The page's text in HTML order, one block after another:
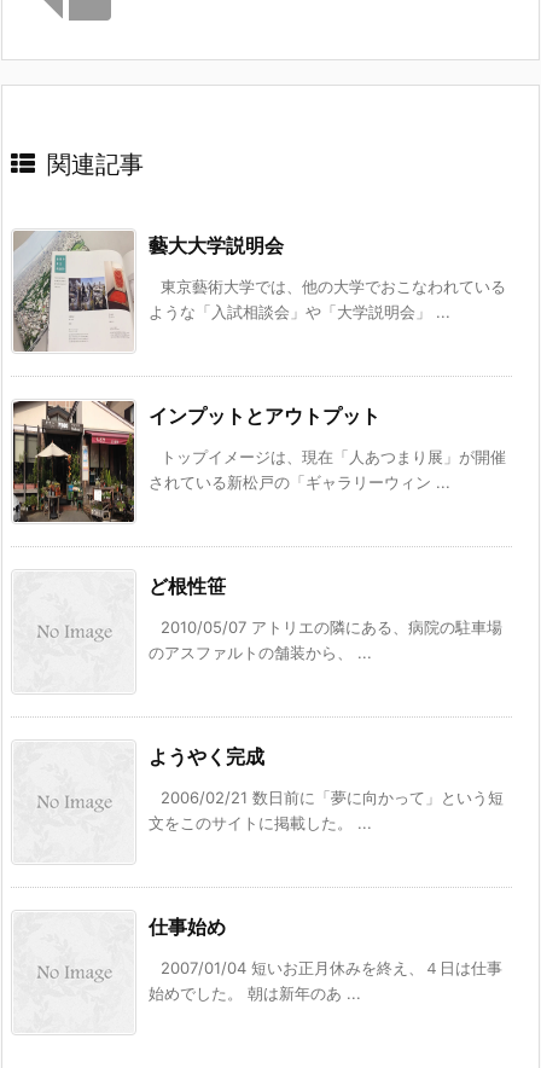
関連記事
藝大大学説明会
東京藝術大学では、他の大学でおこなわれている
ような「入試相談会」や「大学説明会」 ...
インプットとアウトプット
トップイメージは、現在「人あつまり展」が開催
されている新松戸の「ギャラリーウィン ...
ど根性笹
2010/05/07 アトリエの隣にある、病院の駐車場
のアスファルトの舗装から、 ...
ようやく完成
2006/02/21 数日前に「夢に向かって」という短
文をこのサイトに掲載した。 ...
仕事始め
2007/01/04 短いお正月休みを終え、４日は仕事
始めでした。 朝は新年のあ ...